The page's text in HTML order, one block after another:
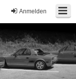
Anmelden